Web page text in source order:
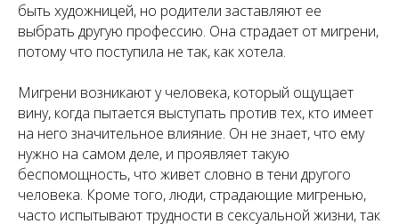
быть художницей, но родители заставляют ее
выбрать другую профессию. Она страдает от мигрени,
потому что поступила не так, как хотела.
Мигрени возникают у человека, который ощущает
вину, когда пытается выступать против тех, кто имеет
на него значительное влияние. Он не знает, что ему
нужно на самом деле, и проявляет такую
беспомощность, что живет словно в тени другого
человека. Кроме того, люди, страдающие мигренью,
часто испытывают трудности в сексуальной жизни, так